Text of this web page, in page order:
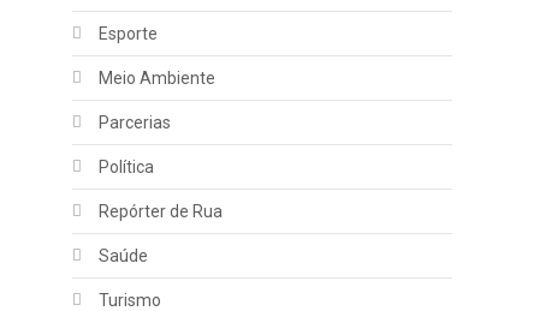
Esporte
Meio Ambiente
Parcerias
Política
Repórter de Rua
Saúde
Turismo